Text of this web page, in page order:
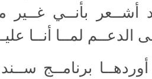
أشــعر بأنــي
الدعــم لمــا أنــا
برنامــج